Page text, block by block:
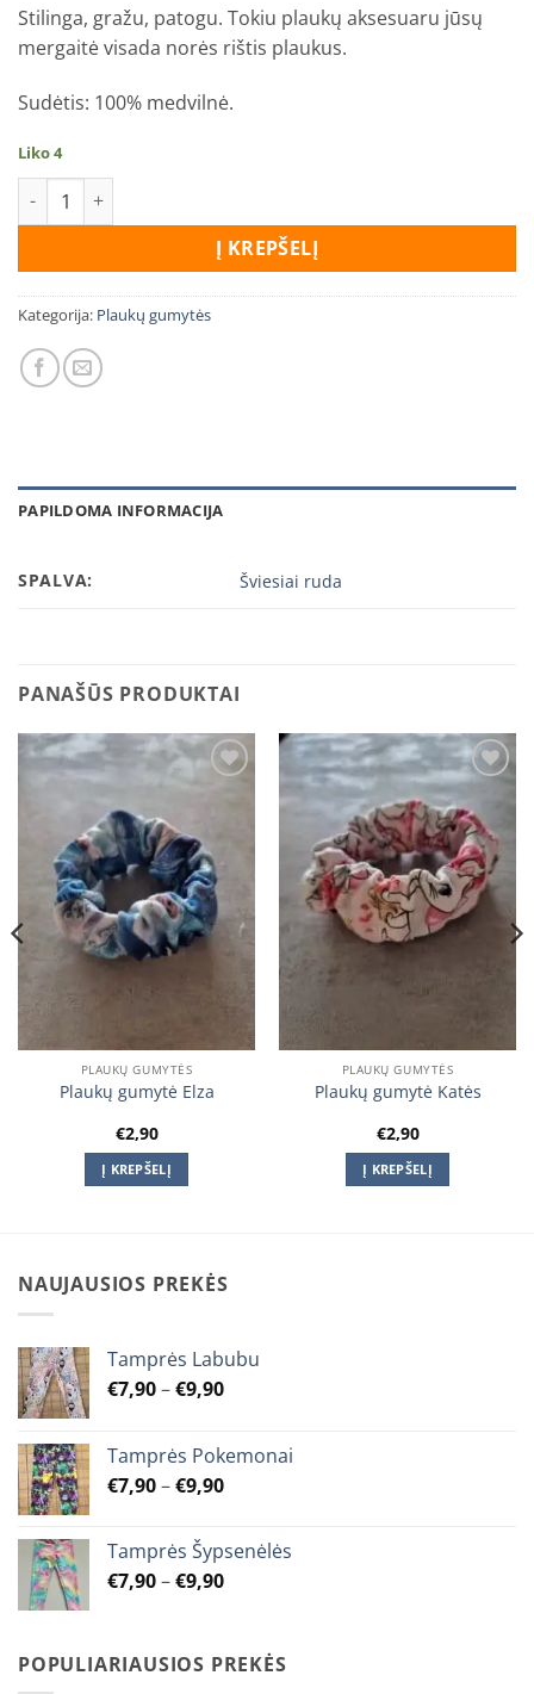
Stilinga, gražu, patogu. Tokiu plaukų aksesuaru jūsų
mergaitė visada norės rištis plaukus.
Sudėtis: 100% medvilnė.
Liko 4
produkto kiekis: Šviesiai ruda plaukų gumytė su širdelėm
Į KREPŠELĮ
Kategorija: Plaukų gumytės
PAPILDOMA INFORMACIJA
SPALVA: Šviesiai ruda
PANAŠŪS PRODUKTAI
PLAUKŲ GUMYTĖS
Plaukų gumytė Elza
€2,90
Į KREPŠELĮ
wishlist
PLAUKŲ GUMYTĖS
Plaukų gumytė Katės
€2,90
Į KREPŠELĮ
NAUJAUSIOS PREKĖS
Tamprės Labubu
€7,90–€9,90Price
through
€9,90
Tamprės Pokemonai
€7,90–€9,90Price
through
€9,90
Tamprės Šypsenėlės
€7,90–€9,90Price
through
€9,90
POPULIARIAUSIOS PREKĖS